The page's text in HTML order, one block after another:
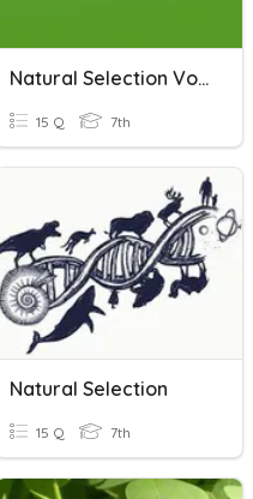
Natural Selection Vocabulary
15 Q 7th
Natural Selection
15 Q 7th